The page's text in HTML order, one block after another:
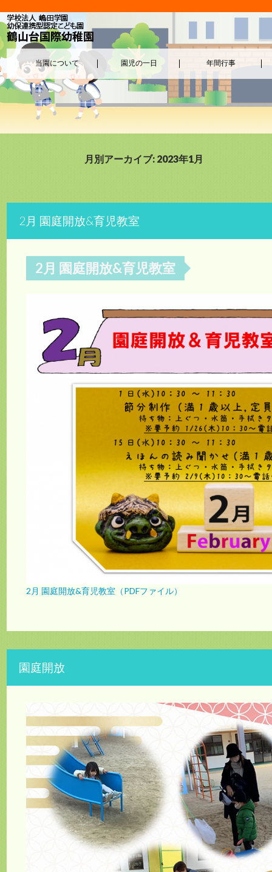
当園について 園児の一日 年間行事
月別アーカイブ: 2023年1月
2月 園庭開放&育児教室
2月 園庭開放&育児教室
2月 園庭開放&育児教室（PDFファイル）
園庭開放